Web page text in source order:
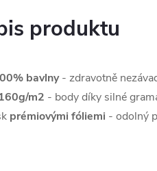
produktu
bavlny- zdravotně
m2 - body díky silné
prémiovými fóliemi - odolný